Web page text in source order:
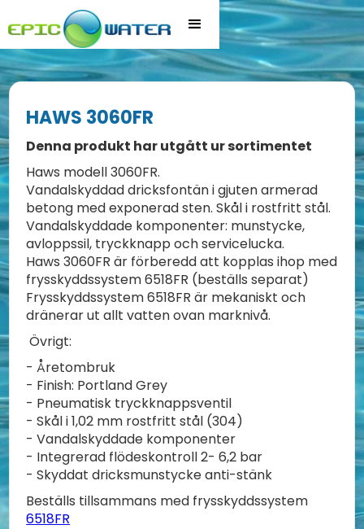
HAWS 3060FR
Denna produkt har utgått ur sortimentet
Haws modell 3060FR.
Vandalskyddad dricksfontän i gjuten armerad
betong med exponerad sten. Skål i rostfritt stål.
Vandalskyddade komponenter: munstycke,
avloppssil, tryckknapp och servicelucka.
Haws 3060FR är förberedd att kopplas ihop med
frysskyddssystem 6518FR (beställs separat)
Frysskyddssystem 6518FR är mekaniskt och
dränerar ut allt vatten ovan marknivå.
Övrigt:
- Åretombruk
- Finish: Portland Grey
- Pneumatisk tryckknappsventil
- Skål i 1,02 mm rostfritt stål (304)
- Vandalskyddade komponenter
- Integrerad flödeskontroll 2- 6,2 bar
- Skyddat dricksmunstycke anti-stänk
Beställs tillsammans med frysskyddssystem
6518FR